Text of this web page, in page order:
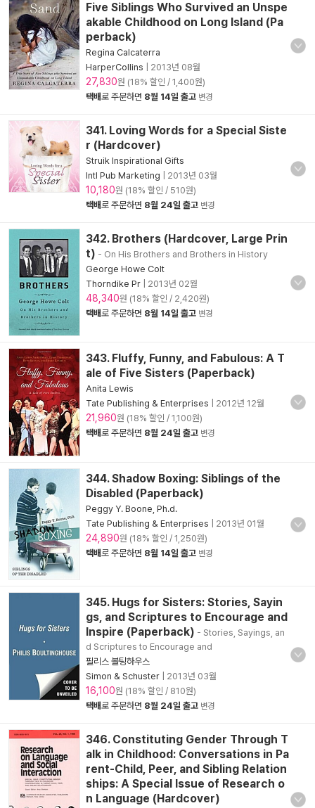
Five Siblings Who Survived an Unspe
akable Childhood on Long Island (Pa
perback)
Regina Calcaterra
HarperCollins
2013년 08월
27,830원 (18% 할인 / 1,400원)
택배로 주문하면 8월 14일 출고 변경
341. Loving Words for a Special Siste
r (Hardcover)
Struik Inspirational Gifts
Intl Pub Marketing
2013년 03월
10,180원 (18% 할인 / 510원)
택배로 주문하면 8월 24일 출고 변경
342. Brothers (Hardcover, Large Prin
t) - On His Brothers and Brothers in History
George Howe Colt
Thorndike Pr
2013년 02월
48,340원 (18% 할인 / 2,420원)
택배로 주문하면 8월 14일 출고 변경
343. Fluffy, Funny, and Fabulous: A T
ale of Five Sisters (Paperback)
Anita Lewis
Tate Publishing & Enterprises
2012년 12월
21,960원 (18% 할인 / 1,100원)
택배로 주문하면 8월 24일 출고 변경
344. Shadow Boxing: Siblings of the
Disabled (Paperback)
Peggy Y. Boone, Ph.d.
Tate Publishing & Enterprises
2013년 01월
24,890원 (18% 할인 / 1,250원)
택배로 주문하면 8월 14일 출고 변경
345. Hugs for Sisters: Stories, Sayin
gs, and Scriptures to Encourage and
Inspire (Paperback) - Stories, Sayings, an
d Scriptures to Encourage and
필리스 볼팅하우스
Simon & Schuster
2013년 03월
16,100원 (18% 할인 / 810원)
택배로 주문하면 8월 24일 출고 변경
346. Constituting Gender Through T
alk in Childhood: Conversations in Pa
rent-Child, Peer, and Sibling Relation
ships: A Special Issue of Research o
n Language (Hardcover)